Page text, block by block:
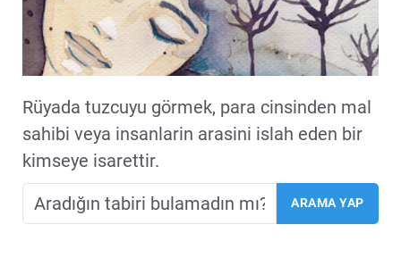
Rüyada tuzcuyu görmek, para cinsinden mal
sahibi veya insanlarin arasini islah eden bir
kimseye isarettir.